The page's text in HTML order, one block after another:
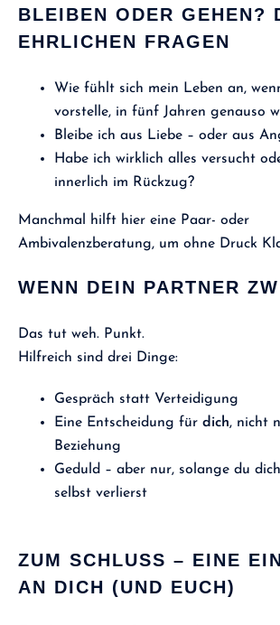
BLEIBEN ODER GEHEN?
EHRLICHEN FRAGEN
Wie fühlt sich mein Leben an,
vorstelle, in fünf Jahren genauso
Bleibe ich aus Liebe – oder aus
Habe ich wirklich alles versucht
innerlich im Rückzug?
Manchmal hilft hier eine Paar- oder
Ambivalenzberatung, um ohne Druck
WENN DEIN PARTNER
Das tut weh. Punkt.
Hilfreich sind drei Dinge:
Gespräch statt Verteidigung
Eine Entscheidung für dich, nicht
Beziehung
Geduld – aber nur, solange du
selbst verlierst
ZUM SCHLUSS – EINE
AN DICH (UND EUCH)